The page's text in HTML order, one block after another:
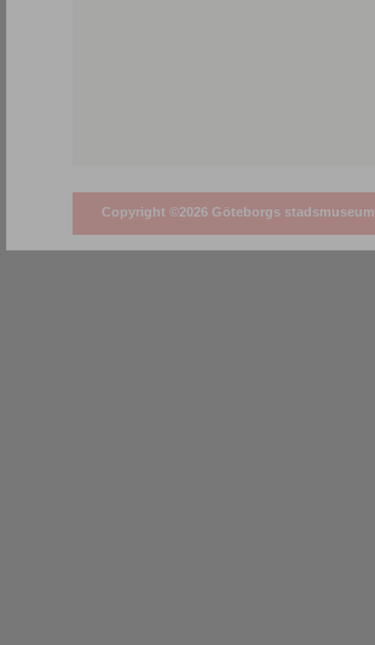
Copyright ©2026 Göteborgs stadsmuseum